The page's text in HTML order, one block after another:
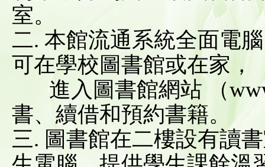
室。
二. 本館流通系統全面電
可在學校圖書館或在家，
進入圖書館網站 （
書、續借和預約書籍。
三. 圖書館在二樓設有讀